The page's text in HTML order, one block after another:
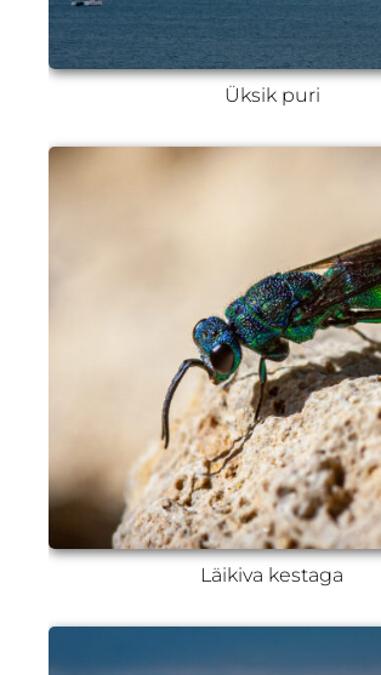
Üksik puri
Läikiva kestaga